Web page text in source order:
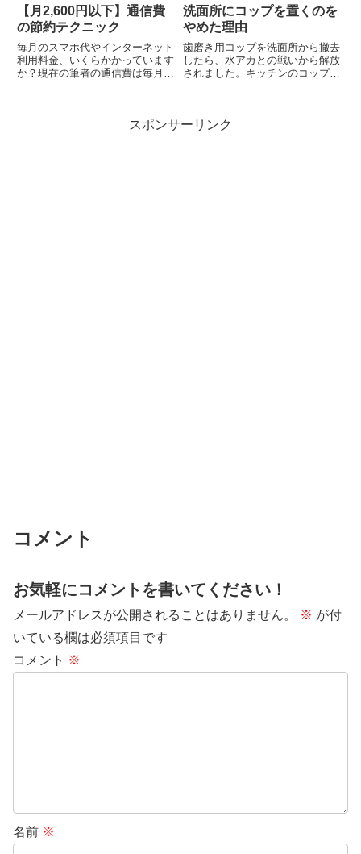
【月2,600円以下】通信費
の節約テクニック
毎月のスマホ代やインターネット
利用料金、いくらかかっています
か？現在の筆者の通信費は毎月
がいくらかかっているのか見直し
洗面所にコップを置くのを
やめた理由
歯磨き用コップを洗面所から撤去
したら、水アカとの戦いから解放
されました。キッチンのコップ活
直す価値とは？
スポンサーリンク
コメント
お気軽にコメントを書いてください！
メールアドレスが公開されることはありません。 ※ が付
いている欄は必須項目です
コメント ※
名前 ※